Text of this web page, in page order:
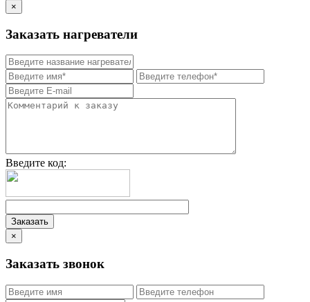
×
Заказать нагреватели
Введите код:
×
Заказать звонок